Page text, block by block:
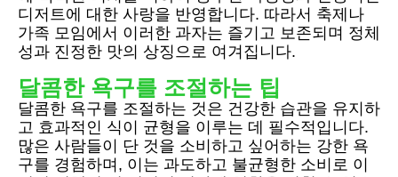
디저트에 대한 사랑을 반영합니다. 따라서 축제나
가족 모임에서 이러한 과자는 즐기고 보존되며 정체
성과 진정한 맛의 상징으로 여겨집니다.
달콤한 욕구를 조절하는 팁
달콤한 욕구를 조절하는 것은 건강한 습관을 유지하
고 효과적인 식이 균형을 이루는 데 필수적입니다.
많은 사람들이 단 것을 소비하고 싶어하는 강한 욕
구를 경험하며, 이는 과도하고 불균형한 소비로 이